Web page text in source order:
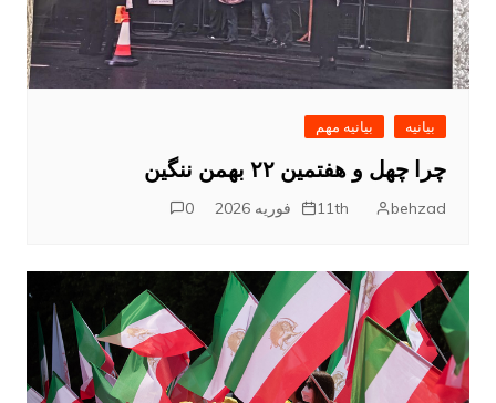
بیانیه بیانیه مهم
چرا چهل و هفتمین ۲۲ بهمن ننگین
behzad 11th فوریه 2026 0